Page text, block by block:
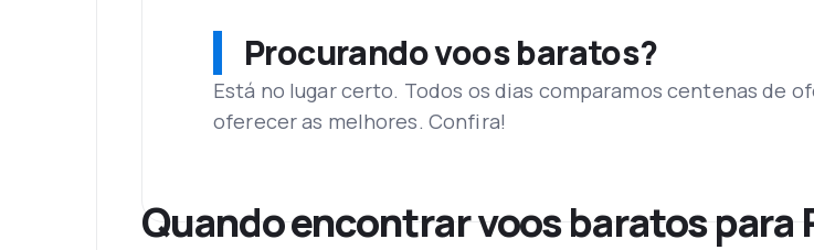
Procurando voos baratos?
Está no lugar certo. Todos os dias comparamos centenas de
oferecer as melhores. Confira!
Quando encontrar voos baratos para